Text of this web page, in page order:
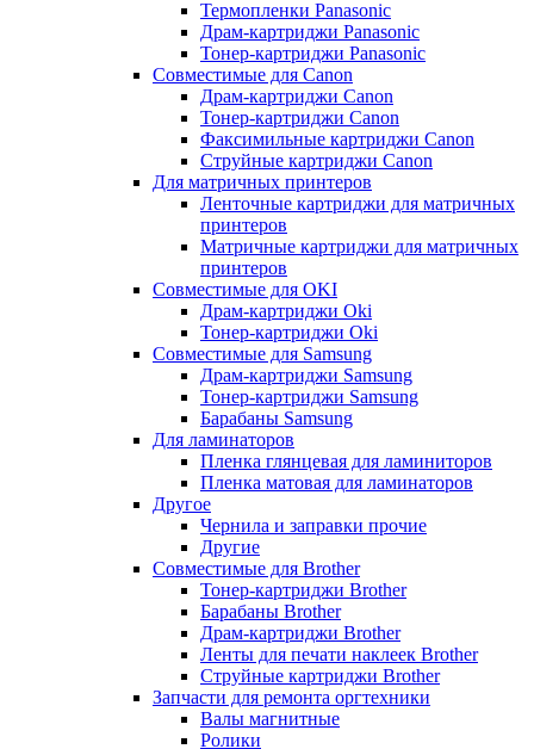
Термопленки Panasonic
Драм-картриджи Panasonic
Тонер-картриджи Panasonic
Совместимые для Canon
Драм-картриджи Canon
Тонер-картриджи Canon
Факсимильные картриджи Canon
Струйные картриджи Canon
Для матричных принтеров
Ленточные картриджи для матричных
принтеров
Матричные картриджи для матричных
принтеров
Совместимые для OKI
Драм-картриджи Oki
Тонер-картриджи Oki
Совместимые для Samsung
Драм-картриджи Samsung
Тонер-картриджи Samsung
Барабаны Samsung
Для ламинаторов
Пленка глянцевая для ламиниторов
Пленка матовая для ламинаторов
Другое
Чернила и заправки прочие
Другие
Совместимые для Brother
Тонер-картриджи Brother
Барабаны Brother
Драм-картриджи Brother
Ленты для печати наклеек Brother
Струйные картриджи Brother
Запчасти для ремонта оргтехники
Валы магнитные
Ролики